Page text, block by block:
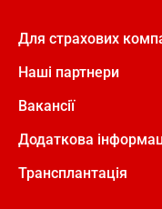
Для страхових
Наші партнери
Вакансії
Додаткова
Трансплантація